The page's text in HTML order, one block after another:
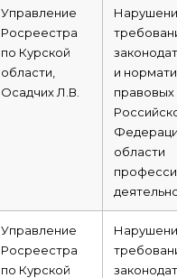
Управление
Росреестра
по Курской
области,
Осадчих Л.В.
и
правовых
области
Управление
Росреестра
по Курской